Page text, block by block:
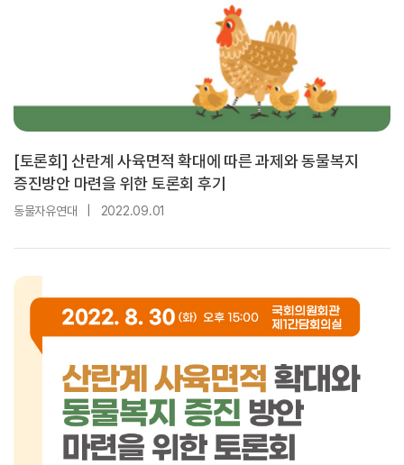
[토론회] 산란계 사육면적 확대에 따른 과제와 동물복지
증진방안 마련을 위한 토론회 후기
동물자유연대 2022.09.01